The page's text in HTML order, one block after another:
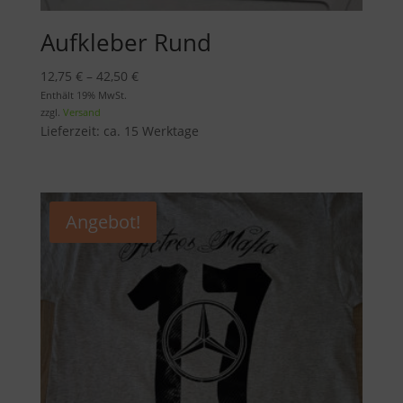
Aufkleber Rund
12,75 € – 42,50 €Preisspanne:
42,50 €
Enthält 19% MwSt.
zzgl. Versand
Lieferzeit: ca. 15 Werktage
Angebot!